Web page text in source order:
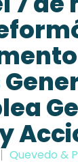
Quevedo &